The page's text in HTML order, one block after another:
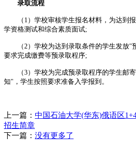
录取流程
（1）学校审核学生报名材料，为达到报
学资格测试和综合素质面试;
（2）学校为达到录取条件的学生发放"
要求完成缴费等预录取程序;
（3）学校为完成预录取程序的学生邮寄
知"，学生按照要求准备入学报到。
上一篇： 中国石油大学(华东)俄语区
招生简章
下一篇： 没有更多了